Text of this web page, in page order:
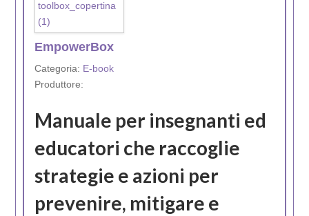
EmpowerBox
Categoria: E-book
Produttore:
Manuale per insegnanti ed
educatori che raccoglie
strategie e azioni per
prevenire, mitigare e